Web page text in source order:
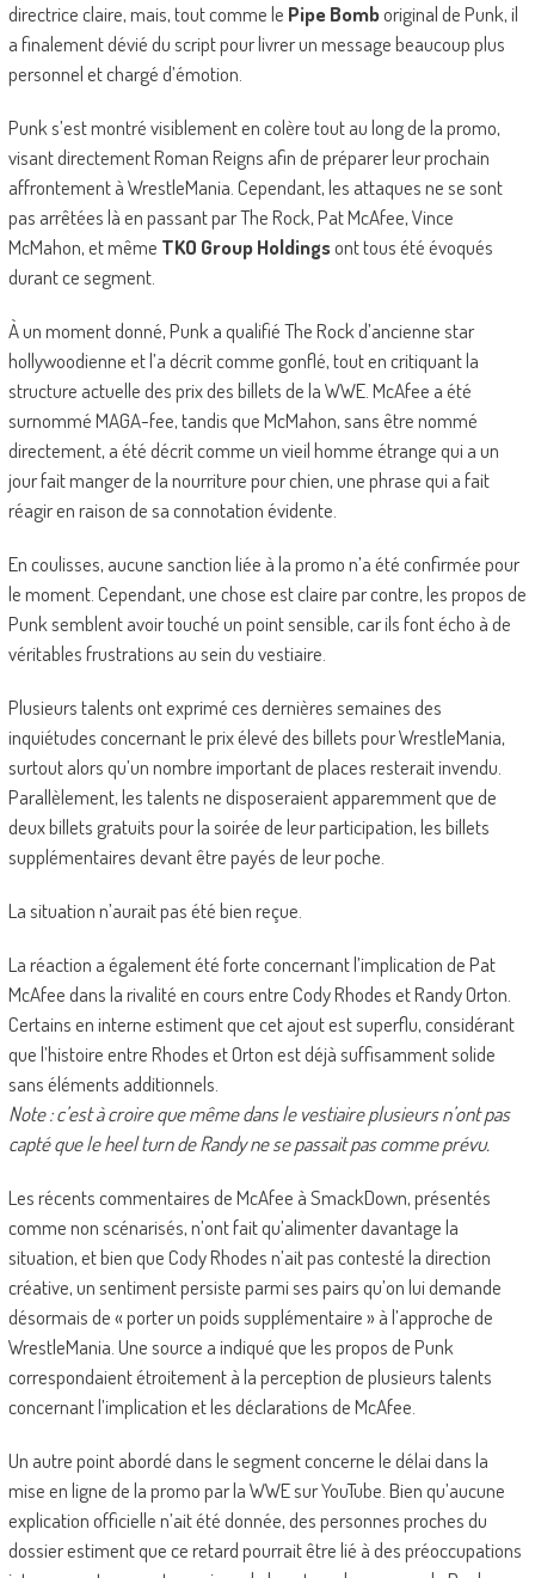
directrice claire, mais, tout comme le Pipe Bomboriginal de Punk, il
a finalement dévié du script pour livrer un message beaucoup plus
personnel et chargé d’émotion.
Punk s’est montré visiblement en colère tout au long de la promo,
visant directement Roman Reigns afin de préparer leur prochain
affrontement à WrestleMania. Cependant, les attaques ne se sont
pas arrêtées là en passant par The Rock, Pat McAfee, Vince
McMahon, et même TKO Group Holdingsont tous été évoqués
durant ce segment.
À un moment donné, Punk a qualifié The Rock d’ancienne star
hollywoodienne et l’a décrit comme gonflé, tout en critiquant la
structure actuelle des prix des billets de la WWE. McAfee a été
surnommé MAGA-fee, tandis que McMahon, sans être nommé
directement, a été décrit comme un vieil homme étrange qui a un
jour fait manger de la nourriture pour chien, une phrase qui a fait
réagir en raison de sa connotation évidente.
En coulisses, aucune sanction liée à la promo n’a été confirmée pour
le moment. Cependant, une chose est claire par contre, les propos de
Punk semblent avoir touché un point sensible, car ils font écho à de
véritables frustrations au sein du vestiaire.
Plusieurs talents ont exprimé ces dernières semaines des
inquiétudes concernant le prix élevé des billets pour WrestleMania,
surtout alors qu’un nombre important de places resterait invendu.
Parallèlement, les talents ne disposeraient apparemment que de
deux billets gratuits pour la soirée de leur participation, les billets
supplémentaires devant être payés de leur poche.
La situation n’aurait pas été bien reçue.
La réaction a également été forte concernant l’implication de Pat
McAfee dans la rivalité en cours entre Cody Rhodes et Randy Orton.
Certains en interne estiment que cet ajout est superflu, considérant
que l’histoire entre Rhodes et Orton est déjà suffisamment solide
sans éléments additionnels.
Note : c’est à croire que même dans le vestiaire plusieurs n’ont pas
capté que le heel turn de Randy ne se passait pas comme prévu.
Les récents commentaires de McAfee à SmackDown, présentés
comme non scénarisés, n’ont fait qu’alimenter davantage la
situation, et bien que Cody Rhodes n’ait pas contesté la direction
créative, un sentiment persiste parmi ses pairs qu’on lui demande
désormais de « porter un poids supplémentaire » à l’approche de
WrestleMania. Une source a indiqué que les propos de Punk
correspondaient étroitement à la perception de plusieurs talents
concernant l’implication et les déclarations de McAfee.
Un autre point abordé dans le segment concerne le délai dans la
mise en ligne de la promo par la WWE sur YouTube. Bien qu’aucune
explication officielle n’ait été donnée, des personnes proches du
dossier estiment que ce retard pourrait être lié à des préoccupations